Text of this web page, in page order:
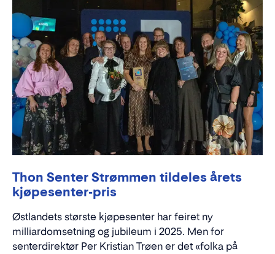
Thon Senter Strømmen tildeles årets
kjøpesenter-pris
Østlandets største kjøpesenter har feiret ny
milliardomsetning og jubileum i 2025. Men for
senterdirektør Per Kristian Trøen er det «folka på